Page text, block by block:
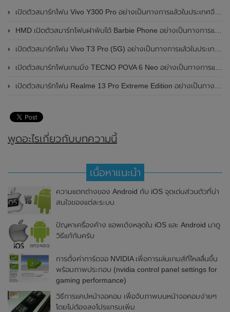
เปิดตัวสมาร์ทโฟน Vivo Y300 Pro อย่างเป็นทางการแล้วในประเทศจีน มาพร้อมดีไซน์พรีเมี่ยม ทนทาน และแบตเตอรี่สุดอึดขนาดใหญ่ 6,500mAh พร้อมรองรับการชาร์จไว 80W
HMD เปิดตัวสมาร์ทโฟนฝาพับได้ Barbie Phone อย่างเป็นทางการแล้ว มาพร้อมธีมสีชมพูสดใส
เปิดตัวสมาร์ทโฟน Vivo T3 Pro (5G) อย่างเป็นทางการแล้วในประเทศอินเดีย
เปิดตัวสมาร์ทโฟนเกมมิ่ง TECNO POVA 6 Neo อย่างเป็นทางการแล้วในประเทศไทย ในราคา 8,499 บาท
เปิดตัวสมาร์ทโฟน Realme 13 Pro Extreme Edition อย่างเป็นทางการแล้วในประเทศจีน
พูดอะไรเกี่ยวกับบทความนี้
เนื้อหาแนะนำ
ความแตกต่างของ Android กับ iOS จุดเด่นส่วนตัวที่น่า
สนใจของแต่ละระบบ
ปัญหาเครื่องค้าง แอพเด้งหลุดใน iOS และ Android มาดู
วิธีแก้กันครับ
การตั้งค่าการ์ดจอ NVIDIA เพื่อการเล่นเกมส์ที่ไหลลื่นขึ้น
พร้อมภาพประกอบ (nvidia control panel settings for
gaming performance)
วิธีการแคปหน้าจอคอม เพื่อจับภาพบนหน้าจอคอมง่ายๆ
โดยไม่ต้องลงโปรแกรมเพิ่ม